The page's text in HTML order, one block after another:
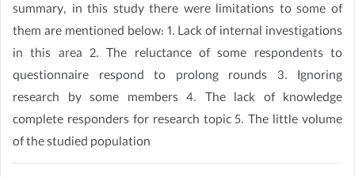
summary, in this study there were limitations to some of
them are mentioned below: 1. Lack of internal investigations
in this area 2. The reluctance of some respondents to
questionnaire respond to prolong rounds 3. Ignoring
research by some members 4. The lack of knowledge
complete responders for research topic 5. The little volume
of the studied population